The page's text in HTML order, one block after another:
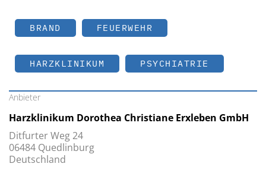
BRAND FEUERWEHR
HARZKLINIKUM PSYCHIATRIE
Anbieter
Harzklinikum Dorothea Christiane Erxleben GmbH
Ditfurter Weg 24
06484 Quedlinburg
Deutschland